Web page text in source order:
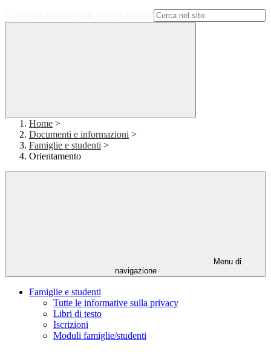
Home >
Documenti e informazioni >
Famiglie e studenti >
Orientamento
Menu di
navigazione
Famiglie e studenti
Tutte le informative sulla privacy
Libri di testo
Iscrizioni
Moduli famiglie/studenti